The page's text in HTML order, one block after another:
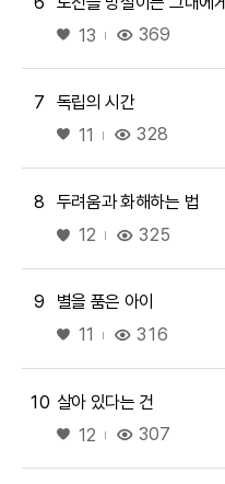
좋아요
13 369
7
독립의 시간
좋아요
11 328
8
두려움과 화해하는 법
좋아요
12 325
9
별을 품은 아이
좋아요
11 316
10 살아 있다는 건
좋아요
12 307